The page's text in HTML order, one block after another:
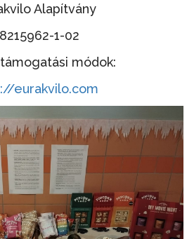
Alapítvány
1-02
módok:
eurakvilo.com